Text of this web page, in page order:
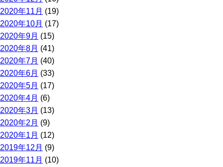
2020年11月 (19)
2020年10月 (17)
2020年9月 (15)
2020年8月 (41)
2020年7月 (40)
2020年6月 (33)
2020年5月 (17)
2020年4月 (6)
2020年3月 (13)
2020年2月 (9)
2020年1月 (12)
2019年12月 (9)
2019年11月 (10)